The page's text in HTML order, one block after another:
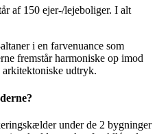
af 150 ejer-/lejeboliger. I alt
i en farvenuance som
fremstår harmoniske op imod
arkitektoniske udtryk.
under de 2 bygninger